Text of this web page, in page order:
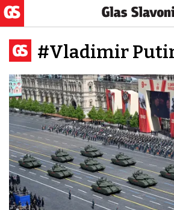
#Vladimir